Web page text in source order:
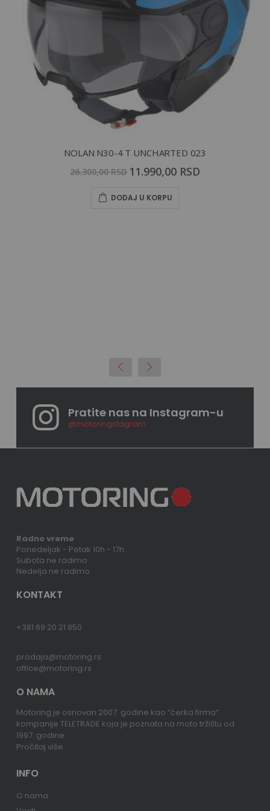
NOLAN N30-4 T UNCHARTED 023
26.300,00 RSD S
p
c
11.990,00 RSD
DODAJ U KORPU
Pratite nas na Instagram-u
@motoringstagram
Radno vreme
Ponedeljak - Petak 10h - 17h
Subota ne radimo
Nedelja ne radimo
KONTAKT
+381 69 20 21 850
prodaja@motoring.rs
office@motoring.rs
O NAMA
Motoring je osnovan 2007. godine kao “ćerka firma“
kompanije TELETRADE koja je poznata na moto tržištu od
1997. godine.
Pročitaj više
INFO
O nama